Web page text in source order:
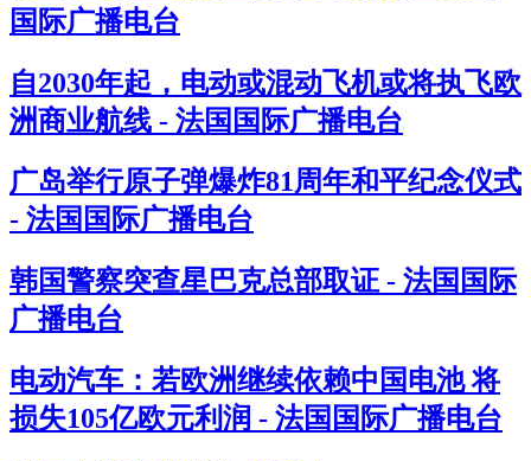
国际广播电台
自2030年起，电动或混动飞机或将执飞欧
洲商业航线 - 法国国际广播电台
广岛举行原子弹爆炸81周年和平纪念仪式
- 法国国际广播电台
韩国警察突查星巴克总部取证 - 法国国际
广播电台
电动汽车：若欧洲继续依赖中国电池 将
损失105亿欧元利润 - 法国国际广播电台